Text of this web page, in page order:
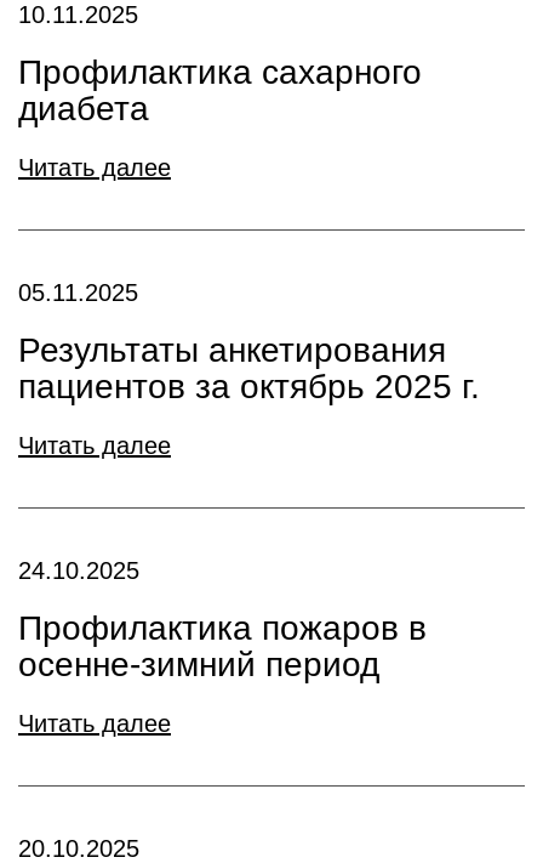
10.11.2025
Профилактика сахарного
диабета
Читать далее
05.11.2025
Результаты анкетирования
пациентов за октябрь 2025 г.
Читать далее
24.10.2025
Профилактика пожаров в
осенне-зимний период
Читать далее
20.10.2025